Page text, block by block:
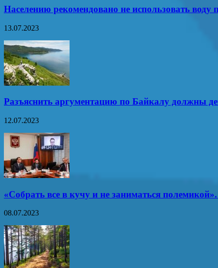
Населению рекомендовано не использовать воду
13.07.2023
Разъяснить аргументацию по Байкалу должны
12.07.2023
«Собрать все в кучу и не заниматься
08.07.2023